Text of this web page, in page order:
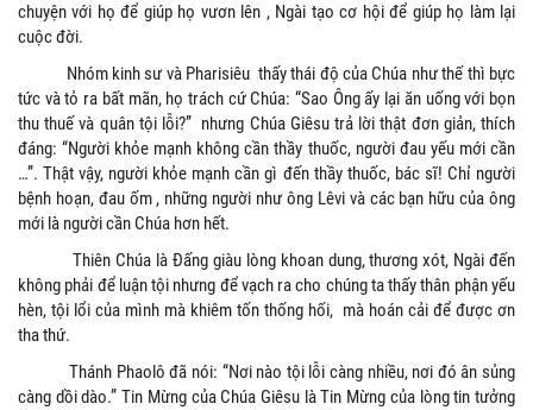
chuyện với họ để giúp họ vươn lên , Ngài tạo cơ hội để giúp họ làm lại
cuộc đời.
Nhóm kinh sư và Pharisiêu thấy thái độ của Chúa như thế thì bực
tức và tỏ ra bất mãn, họ trách cứ Chúa: “Sao Ông ấy lại ăn uống với bọn
thu thuế và quân tội lỗi?” nhưng Chúa Giêsu trả lời thật đơn giản, thích
đáng: “Người khỏe mạnh không cần thầy thuốc, người đau yếu mới cần
…”. Thật vậy, người khỏe mạnh cần gì đến thầy thuốc, bác sĩ! Chỉ người
bệnh hoạn, đau ốm , những người như ông Lêvi và các bạn hữu của ông
mới là người cần Chúa hơn hết.
Thiên Chúa là Đấng giàu lòng khoan dung, thương xót, Ngài đến
không phải để luận tội nhưng để vạch ra cho chúng ta thấy thân phận yếu
hèn, tội lổi của mình mà khiêm tốn thống hối, mà hoán cải để được ơn
tha thứ.
Thánh Phaolô đã nói: “Nơi nào tội lỗi càng nhiều, nơi đó ân sủng
càng dồi dào.” Tin Mừng của Chúa Giêsu là Tin Mừng của lòng tin tưởng